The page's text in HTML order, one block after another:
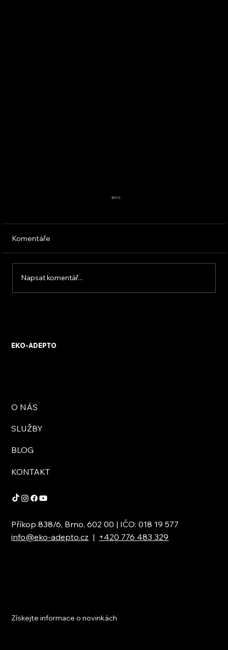
Komentáře
Napsat komentář...
EKO-ADEPTO
O NÁS
SLUŽBY
BLOG
KONTAKT
Příkop 838/6, Brno, 602 00 | IČO: 018 19 577
info@eko-adepto.cz | +420 776 483 329
Získejte informace o novinkách